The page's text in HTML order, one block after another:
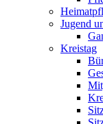
Jugend
Kreistag